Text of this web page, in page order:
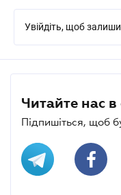
Увійдіть, щоб
Читайте нас
Підпишіться, щоб